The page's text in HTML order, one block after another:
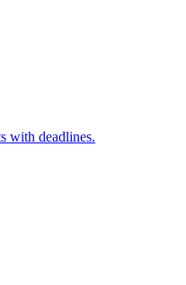
with deadlines.